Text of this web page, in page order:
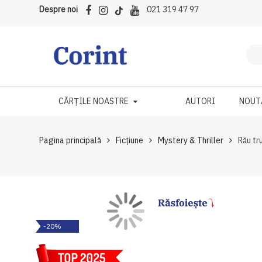
Despre noi 021 319 47 97
CĂRȚILE NOASTRE AUTORI
Pagina principală Ficțiune Mystery & Thriller Rău
to
end
-20%